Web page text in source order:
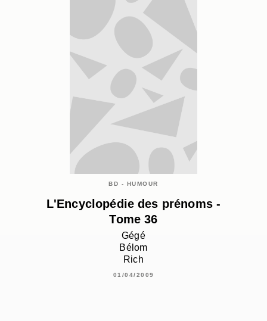
BD - HUMOUR
L'Encyclopédie des prénoms -
Tome 36
Gégé
Bélom
Rich
01/04/2009